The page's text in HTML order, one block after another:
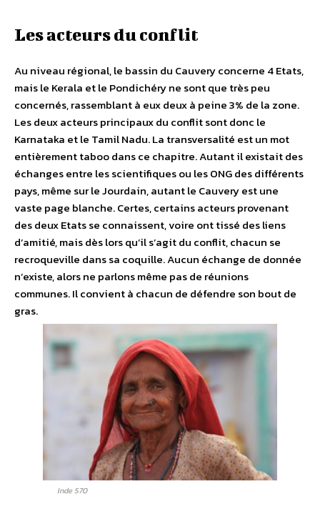
Les acteurs du conflit
Au niveau régional, le bassin du Cauvery concerne 4 Etats,
mais le Kerala et le Pondichéry ne sont que très peu
concernés, rassemblant à eux deux à peine 3% de la zone.
Les deux acteurs principaux du conflit sont donc le
Karnataka et le Tamil Nadu. La transversalité est un mot
entièrement taboo dans ce chapitre. Autant il existait des
échanges entre les scientifiques ou les ONG des différents
pays, même sur le Jourdain, autant le Cauvery est une
vaste page blanche. Certes, certains acteurs provenant
des deux Etats se connaissent, voire ont tissé des liens
d’amitié, mais dès lors qu’il s’agit du conflit, chacun se
recroqueville dans sa coquille. Aucun échange de donnée
n’existe, alors ne parlons même pas de réunions
communes. Il convient à chacun de défendre son bout de
gras.
Inde 570